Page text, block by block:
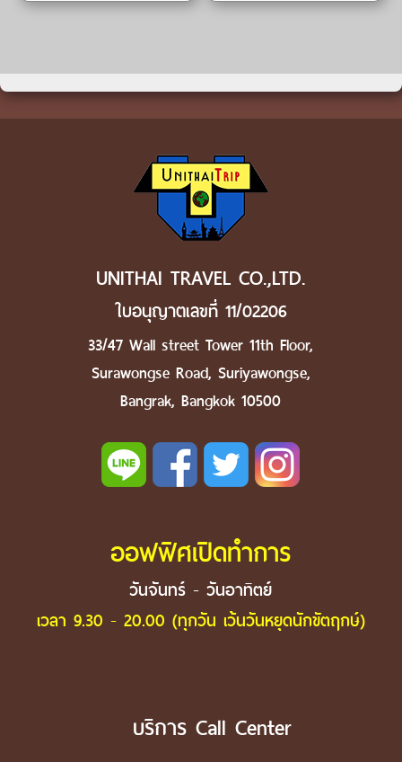
UNITHAI TRAVEL CO.,LTD.
ใบอนุญาตเลขที่ 11/02206
33/47 Wall street Tower 11th Floor,
Surawongse Road, Suriyawongse,
Bangrak, Bangkok 10500
ออฟฟิศเปิดทำการ
วันจันทร์ - วันอาทิตย์
เวลา 9.30 - 20.00 (ทุกวัน เว้นวันหยุดนักขัตฤกษ์)
บริการ Call Center